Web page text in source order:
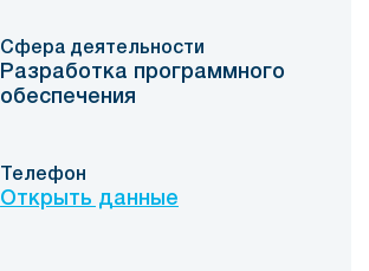
Сфера деятельности
Разработка программного
обеспечения
Телефон
Открыть данные